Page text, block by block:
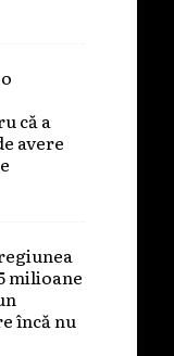
că a
avere
milioane
încă nu